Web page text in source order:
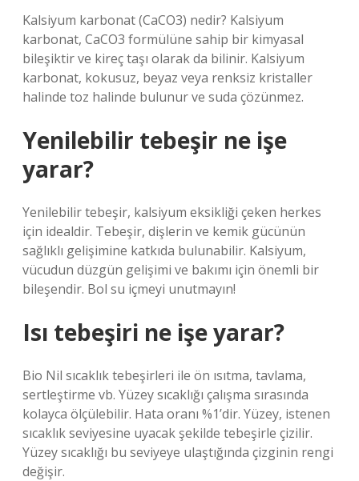
Kalsiyum karbonat (CaCO3) nedir? Kalsiyum
karbonat, CaCO3 formülüne sahip bir kimyasal
bileşiktir ve kireç taşı olarak da bilinir. Kalsiyum
karbonat, kokusuz, beyaz veya renksiz kristaller
halinde toz halinde bulunur ve suda çözünmez.
Yenilebilir tebeşir ne işe
yarar?
Yenilebilir tebeşir, kalsiyum eksikliği çeken herkes
için idealdir. Tebeşir, dişlerin ve kemik gücünün
sağlıklı gelişimine katkıda bulunabilir. Kalsiyum,
vücudun düzgün gelişimi ve bakımı için önemli bir
bileşendir. Bol su içmeyi unutmayın!
Isı tebeşiri ne işe yarar?
Bio Nil sıcaklık tebeşirleri ile ön ısıtma, tavlama,
sertleştirme vb. Yüzey sıcaklığı çalışma sırasında
kolayca ölçülebilir. Hata oranı %1’dir. Yüzey, istenen
sıcaklık seviyesine uyacak şekilde tebeşirle çizilir.
Yüzey sıcaklığı bu seviyeye ulaştığında çizginin rengi
değişir.